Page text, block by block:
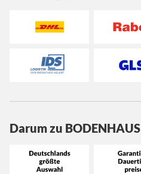
Darum zu BODENHAUS